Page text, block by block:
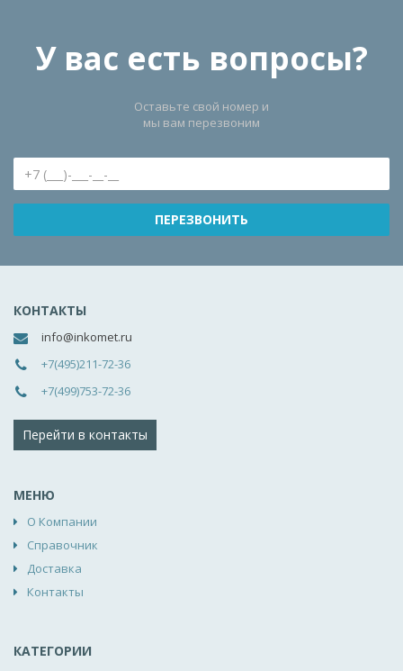
У вас есть вопросы?
Оставьте свой номер и
мы вам перезвоним
КОНТАКТЫ
info@inkomet.ru
+7(495)211-72-36
+7(499)753-72-36
Перейти в контакты
МЕНЮ
О Компании
Справочник
Доставка
Контакты
КАТЕГОРИИ